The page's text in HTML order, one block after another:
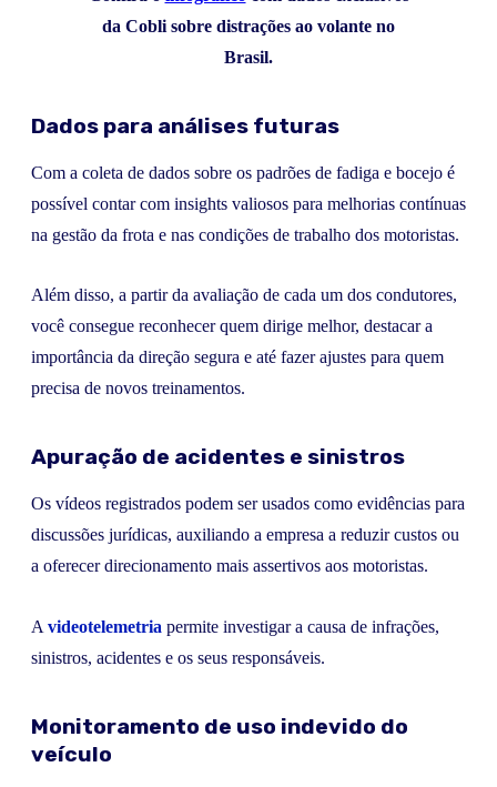
da Cobli sobre distrações ao volante no
Brasil.
Dados para análises futuras
Com a coleta de dados sobre os padrões de fadiga e bocejo é
possível contar com insights valiosos para melhorias contínuas
na gestão da frota e nas condições de trabalho dos motoristas.
Além disso, a partir da avaliação de cada um dos condutores,
você consegue reconhecer quem dirige melhor, destacar a
importância da direção segura e até fazer ajustes para quem
precisa de novos treinamentos.
Apuração de acidentes e sinistros
Os vídeos registrados podem ser usados como evidências para
discussões jurídicas, auxiliando a empresa a reduzir custos ou
a oferecer direcionamento mais assertivos aos motoristas.
A videotelemetria permite investigar a causa de infrações,
sinistros, acidentes e os seus responsáveis.
Monitoramento de uso indevido do
veículo